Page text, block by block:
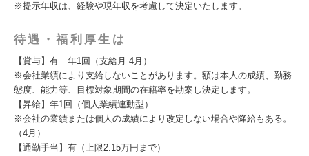
※提示年収は、経験や現年収を考慮して決定いたします。
待遇・福利厚生は
【賞与】有 年1回（支給月 4月）
※会社業績により支給しないことがあります。額は本人の成績、勤務
態度、能力等、目標対象期間の在籍率を勘案し決定します。
【昇給】年1回（個人業績連動型）
※会社の業績または個人の成績により改定しない場合や降給もある。
（4月）
【通勤手当】有（上限2.15万円まで）